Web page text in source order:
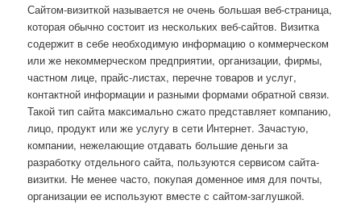
Сайтом-визиткой называется не очень большая веб-страница,
которая обычно состоит из нескольких веб-сайтов. Визитка
содержит в себе необходимую информацию о коммерческом
или же некоммерческом предприятии, организации, фирмы,
частном лице, прайс-листах, перечне товаров и услуг,
контактной информации и разными формами обратной связи.
Такой тип сайта максимально сжато представляет компанию,
лицо, продукт или же услугу в сети Интернет.Зачастую,
компании, нежелающие отдавать большие деньги за
разработку отдельного сайта, пользуются сервисом сайта-
визитки. Не менее часто, покупая доменное имя для почты,
организации ее используют вместе с сайтом-заглушкой.